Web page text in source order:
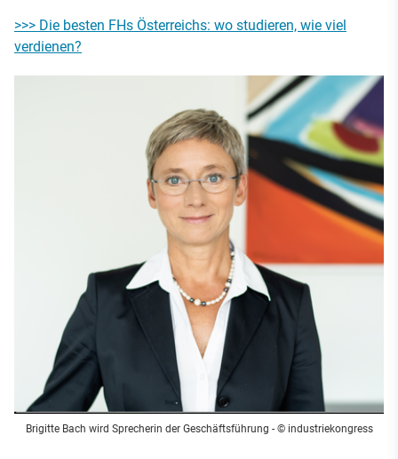
>>> Die besten FHs Österreichs: wo studieren, wie viel
verdienen?
Brigitte Bach wird Sprecherin der Geschäftsführung - © industriekongress